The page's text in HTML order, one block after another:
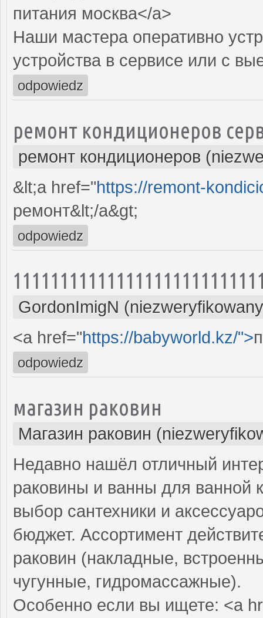
питания москва</a>
Наши мастера оперативно
устройства в сервисе или с
odpowiedz
ремонт кондиционеров
ремонт кондиционеров
&lt;a href="https://remont-
ремонт&lt;/a&gt;
odpowiedz
GordonImigN
<a href="https://babyworld.kz/">
odpowiedz
магазин раковин
Магазин раковин
Недавно нашёл отличный
раковины и ванны для ванной
выбор сантехники и
бюджет. Ассортимент
раковин (накладные,
чугунные, гидромассажные).
Особенно если вы ищете: <a